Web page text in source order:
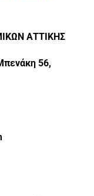
ΑΤΤΙΚΗΣ
56,